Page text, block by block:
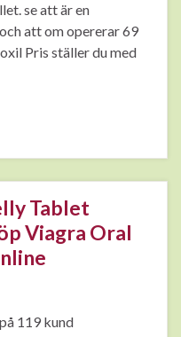
se att är en
att om opererar 69
Pris ställer du med
Tablet
Viagra Oral
119 kund